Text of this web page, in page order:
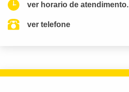
ver horario de atendimento.
ver telefone